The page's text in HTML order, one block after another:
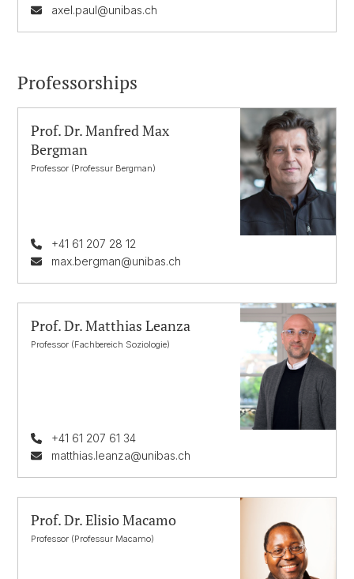
axel.paul@unibas.ch
Professorships
Prof. Dr. Manfred Max
Bergman
Professor (Professur Bergman)
+41 61 207 28 12
max.bergman@unibas.ch
Prof. Dr. Matthias Leanza
Professor (Fachbereich Soziologie)
+41 61 207 61 34
matthias.leanza@unibas.ch
Prof. Dr. Elisio Macamo
Professor (Professur Macamo)